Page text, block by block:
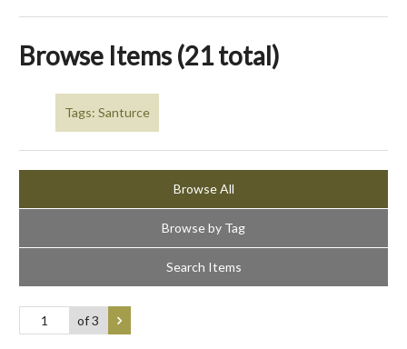
Browse Items (21 total)
Tags: Santurce
Browse All
Browse by Tag
Search Items
of 3